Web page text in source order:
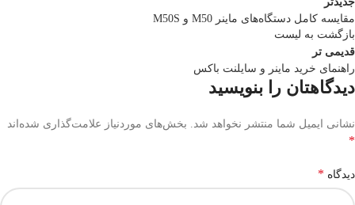
مقایسه کامل دستگاه‌های ماینر M50 و M50S
بازگشت به لیست
قدیمی تر
راهنمای خرید ماینر و سایلنت باکس
دیدگاهتان را بنویسید
نشانی ایمیل شما منتشر نخواهد شد. بخش‌های موردنیاز علامت‌گذاری شده‌اند
*
دیدگاه *